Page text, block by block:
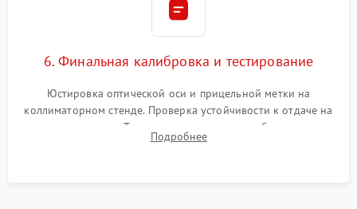
6. Финальная калибровка и тестирование
Юстировка оптической оси и прицельной метки на
коллиматорном стенде. Проверка устойчивости к отдаче на
ударном стенде. Тестирование качества изображения в
темноте, дальности обнаружения и корректной работы всех
Подробнее